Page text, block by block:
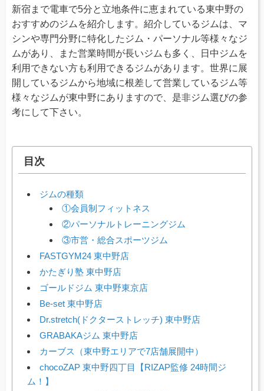
新宿まで電車で5分と立地条件に恵まれている東中野の
おすすめのジムを紹介します。紹介しているジムは、マ
シンや専門分野に特化したジム・パーソナル等様々なジ
ムがあり、また営業時間が長いジムも多く、日中ジムを
利用できない方も利用できるジムがあります。世界に展
開しているジムから地域に根差して営業しているジム等
様々なジムが東中野にありますので、是非ジム選びの参
考にして下さい。
目次
ジムの種類
①会員制フィットネス
②パーソナルトレーニングジム
③市営・総合スポーツジム
FASTGYM24 東中野店
かたぎり塾 東中野店
ゴールドジム 東中野東京店
Be-set 東中野店
Dr.stretch(ドクターストレッチ) 東中野店
GRABAKAジム 東中野店
カーブス（東中野エリアで7店舗展開中）
chocoZAP 東中野四丁目【RIZAP監修 24時間ジ
ム！】